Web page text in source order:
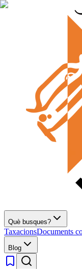
Què busques?
TaxacionsDocuments
Blog